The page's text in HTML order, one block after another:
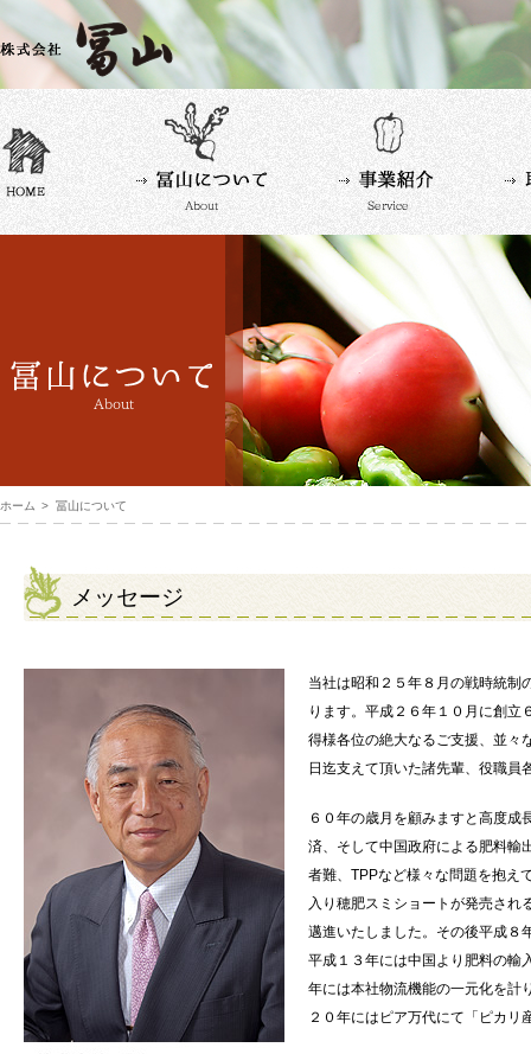
ホーム 冨山について
メッセージ
当社は昭和２５年８月の戦時統制
ります。平成２６年１０月に創立
得様各位の絶大なるご支援、並々
日迄支えて頂いた諸先輩、役職員
６０年の歳月を顧みますと高度
済、そして中国政府による肥料輸
者難、TPPなど様々な問題を抱え
入り穂肥スミショートが発売され
邁進いたしました。その後平成８
平成１３年には中国より肥料の輸
年には本社物流機能の一元化を計
２０年にはピア万代にて「ピカリ